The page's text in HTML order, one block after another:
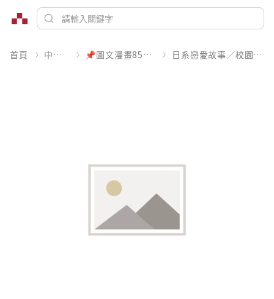
首頁 中文書 📌圖文漫畫85折起 日系戀愛故事／校園青春